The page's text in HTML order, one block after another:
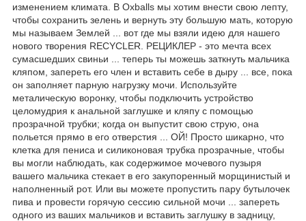
изменением климата. В Oxballs мы хотим внести свою лепту,
чтобы сохранить зелень и вернуть эту большую мать, которую
мы называем Землей ... вот где мы взяли идею для нашего
нового творения RECYCLER. РЕЦИКЛЕР - это мечта всех
сумасшедших свиньи ... теперь ты можешь заткнуть мальчика
кляпом, запереть его член и вставить себе в дыру ... все, пока
он заполняет парную нагрузку мочи. Используйте
металическую воронку, чтобы подключить устройство
целомудрия к анальной заглушке и кляпу с помощью
прозрачной трубки; когда он выпустит свою струю, она
польется прямо в его отверстия ... ОЙ! Просто шикарно, что
клетка для пениса и силиконовая трубка прозрачные, чтобы
вы могли наблюдать, как содержимое мочевого пузыря
вашего мальчика стекает в его закупоренный морщинистый и
наполненный рот. Или вы можете пропустить пару бутылочек
пива и провести горячую сессию сильной мочи ... запереть
одного из ваших мальчиков и вставить заглушку в задницу,